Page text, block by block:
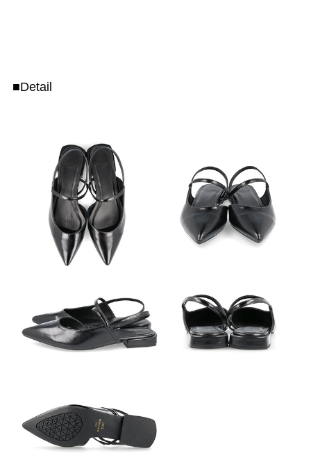
■Detail